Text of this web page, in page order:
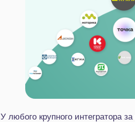
У любого крупного интегратора